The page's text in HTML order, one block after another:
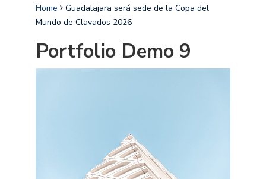
Home
Guadalajara será sede de la Copa del
Mundo de Clavados 2026
Portfolio Demo 9